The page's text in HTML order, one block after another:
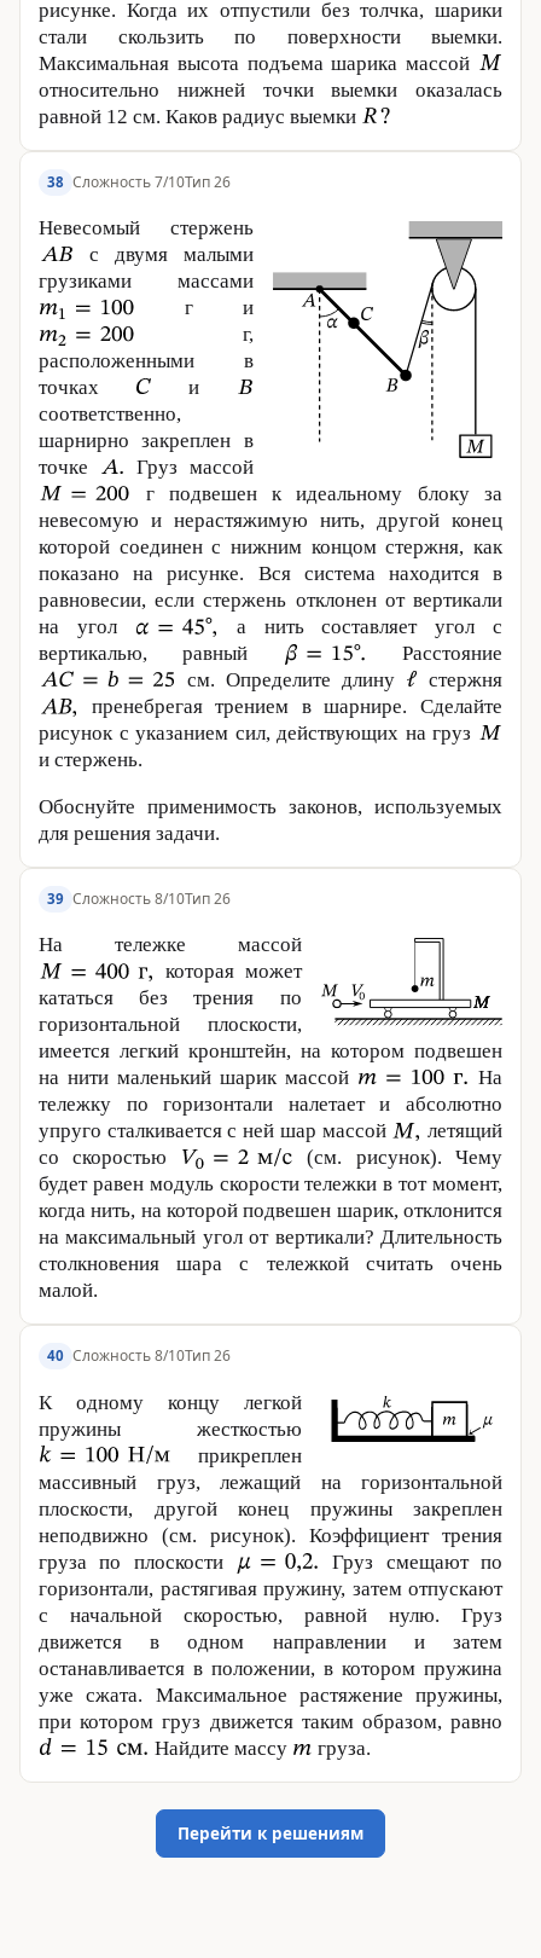
рисунке. Когда их отпустили без толчка, шарики
стали скользить по поверхности выемки.
Максимальная высота подъема шарика массой
относительно нижней точки выемки оказалась
равной 12 см. Каков радиус выемки
38 Сложность 7/10Тип 26
Невесомый стержень
с двумя малыми
грузиками массами
г и
г,
расположенными в
точках
и
соответственно,
шарнирно закреплен в
точке
Груз массой
г подвешен к идеальному блоку за
невесомую и нерастяжимую нить, другой конец
которой соединен с нижним концом стержня, как
показано на рисунке. Вся система находится в
равновесии, если стержень отклонен от вертикали
на угол
а нить составляет угол с
вертикалью, равный
Расстояние
см. Определите длину
стержня
пренебрегая трением в шарнире. Сделайте
рисунок с указанием сил, действующих на груз
и стержень.
Обоснуйте применимость законов, используемых
для решения задачи.
39 Сложность 8/10Тип 26
На тележке массой
которая может
кататься без трения по
горизонтальной плоскости,
имеется легкий кронштейн, на котором подвешен
на нити маленький шарик массой
На
тележку по горизонтали налетает и абсолютно
упруго сталкивается с ней шар массой
летящий
со скоростью
(см. рисунок). Чему
будет равен модуль скорости тележки в тот момент,
когда нить, на которой подвешен шарик, отклонится
на максимальный угол от вертикали? Длительность
столкновения шара с тележкой считать очень
малой.
40 Сложность 8/10Тип 26
К одному концу легкой
пружины жесткостью
прикреплен
массивный груз, лежащий на горизонтальной
плоскости, другой конец пружины закреплен
неподвижно (см. рисунок). Коэффициент трения
груза по плоскости
Груз смещают по
горизонтали, растягивая пружину, затем отпускают
с начальной скоростью, равной нулю. Груз
движется в одном направлении и затем
останавливается в положении, в котором пружина
уже сжата. Максимальное растяжение пружины,
при котором груз движется таким образом, равно
Найдите массу
груза.
Перейти к решениям